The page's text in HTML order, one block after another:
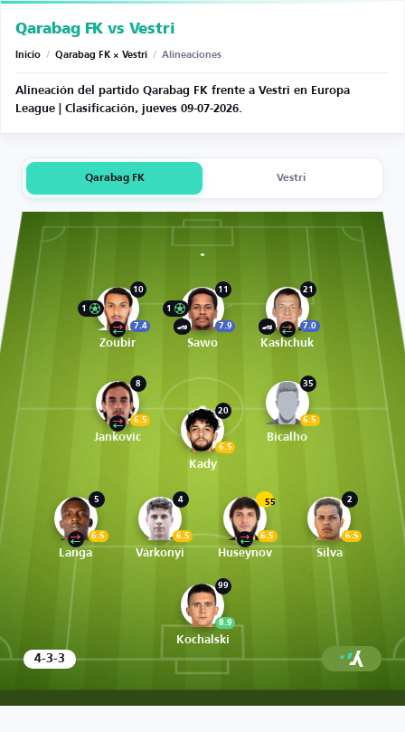
Qarabag FK vs Vestri
Inicio / Qarabag FK × Vestri / Alineaciones
Alineación del partido Qarabag FK frente a Vestri en Europa
League | Clasificación, jueves 09-07-2026.
Qarabag FK Vestri
10
7.4
1
Zoubir
11
7.9
1
Sawo
21
7.0
Kashchuk
8
6.5
Jankovic
20
6.5
Kady
35
6.5
Bicalho
5
6.5
Langa
4
6.5
Várkonyi
55
6.5
Huseynov
2
6.5
Silva
99
8.9
Kochalski
4-3-3